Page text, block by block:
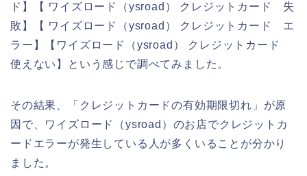
ド】【 ワイズロード（ysroad） クレジットカード 失
敗】【 ワイズロード（ysroad） クレジットカード エ
ラー】【ワイズロード（ysroad） クレジットカード
使えない】という感じで調べてみました。
その結果、「クレジットカードの有効期限切れ」が原
因で、ワイズロード（ysroad）のお店でクレジットカ
ードエラーが発生している人が多くいることが分かり
ました。